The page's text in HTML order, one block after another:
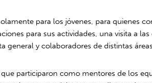
para los jóvenes, para quienes
para sus actividades, una visita a
general y colaboradores de distintas
participaron como mentores de los